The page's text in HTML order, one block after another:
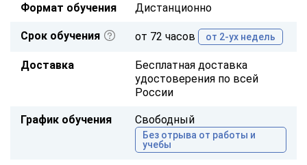
Формат обучения Дистанционно
Срок обучения от 72 часов от 2-ух недель
Доставка
Бесплатная доставка
удостоверения по всей
России
График обучения Свободный
Без отрыва от работы и
учебы